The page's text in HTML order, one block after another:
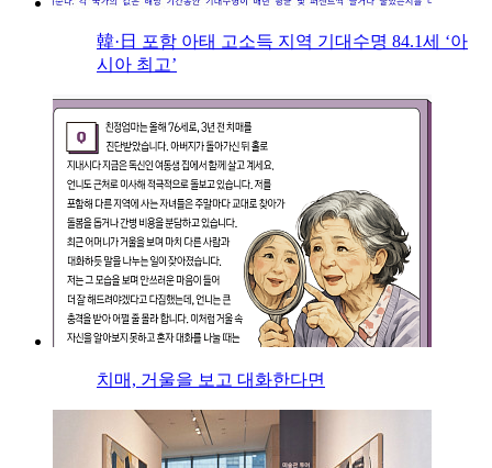
韓·日 포함 아태 고소득 지역 기대수명 84.1세 ‘아
시아 최고’
치매, 거울을 보고 대화한다면